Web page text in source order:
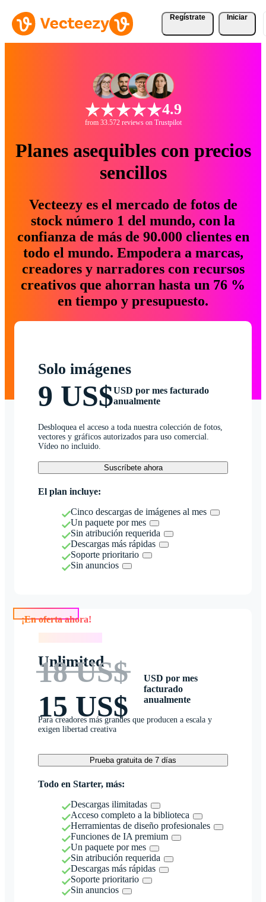
Regístrate Iniciar
4.9
from 33.572 reviews on Trustpilot
Planes asequibles con precios
sencillos
Vecteezy es el mercado de fotos de
stock número 1 del mundo, con la
confianza de más de 90.000 clientes en
todo el mundo. Empodera a marcas,
creadores y narradores con recursos
creativos que ahorran hasta un 76 %
en tiempo y presupuesto.
Solo imágenes
9 US$USD por mes facturado
anualmente
Desbloquea el acceso a toda nuestra colección de fotos,
vectores y gráficos autorizados para uso comercial.
Vídeo no incluido.
Suscríbete ahora
El plan incluye:
Cinco descargas de imágenes al mes
Un paquete por mes
Sin atribución requerida
Descargas más rápidas
Soporte prioritario
Sin anuncios
Unlimited
18 US$
15 US$
USD por mes
facturado
anualmente
Para creadores más grandes que producen a escala y
exigen libertad creativa
Prueba gratuita de 7 días
Todo en Starter, más:
Descargas ilimitadas
Acceso completo a la biblioteca
Herramientas de diseño profesionales
Funciones de IA premium
Un paquete por mes
Sin atribución requerida
Descargas más rápidas
Soporte prioritario
Sin anuncios